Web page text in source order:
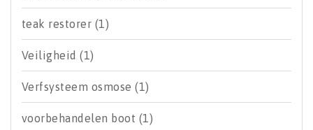
teak restorer (1)
Veiligheid(1)
Verfsysteem osmose(1)
voorbehandelen boot (1)